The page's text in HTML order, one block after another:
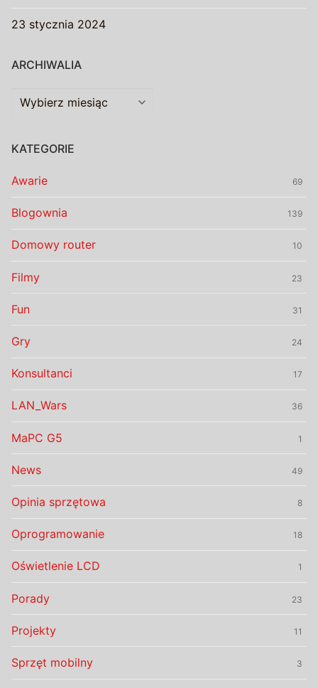
23 stycznia 2024
ARCHIWALIA
Archiwalia
KATEGORIE
Awarie 69
Blogownia 139
Domowy router 10
Filmy 23
Fun 31
Gry 24
Konsultanci 17
LAN_Wars 36
MaPC G5 1
News 49
Opinia sprzętowa 8
Oprogramowanie 18
Oświetlenie LCD 1
Porady 23
Projekty 11
Sprzęt mobilny 3